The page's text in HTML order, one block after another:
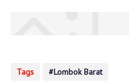
Tags Lombok Barat